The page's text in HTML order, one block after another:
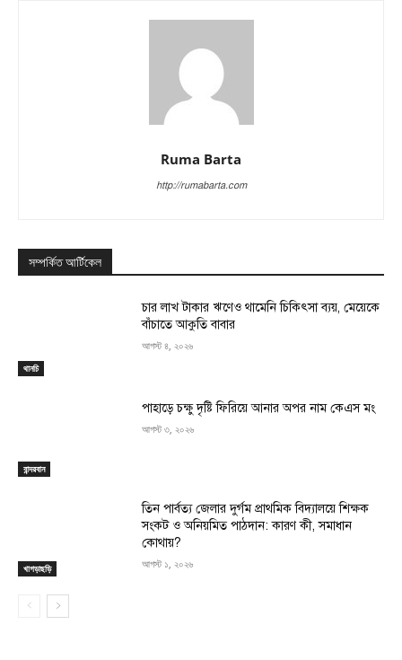
Ruma Barta
http://rumabarta.com
সম্পর্কিত আর্টিকেল
থানচি
চার লাখ টাকার ঋণেও থামেনি চিকিৎসা ব্যয়, মেয়েকে
বাঁচাতে আকুতি বাবার
আগস্ট ৪, ২০২৬
বান্দরবান
পাহাড়ে চক্ষু দৃষ্টি ফিরিয়ে আনার অপর নাম কেএস মং
আগস্ট ৩, ২০২৬
খাগড়াছড়ি
তিন পার্বত্য জেলার দুর্গম প্রাথমিক বিদ্যালয়ে শিক্ষক
সংকট ও অনিয়মিত পাঠদান: কারণ কী, সমাধান
কোথায়?
আগস্ট ১, ২০২৬